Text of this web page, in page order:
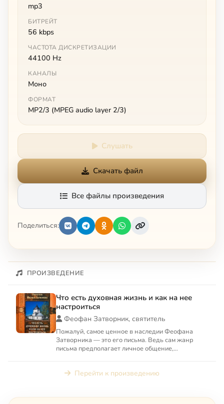
mp3
БИТРЕЙТ
56 kbps
ЧАСТОТА ДИСКРЕТИЗАЦИИ
44100 Hz
КАНАЛЫ
Моно
ФОРМАТ
MP2/3 (MPEG audio layer 2/3)
Слушать
Скачать файл
Все файлы произведения
Поделиться:
ПРОИЗВЕДЕНИЕ
Что есть духовная жизнь и как на нее
настроиться
Феофан Затворник, святитель
Пожалуй, самое ценное в наследии Феофана
Затворника — это его письма. Ведь сам жанр
письма предполагает личное общение,
Перейти к произведению